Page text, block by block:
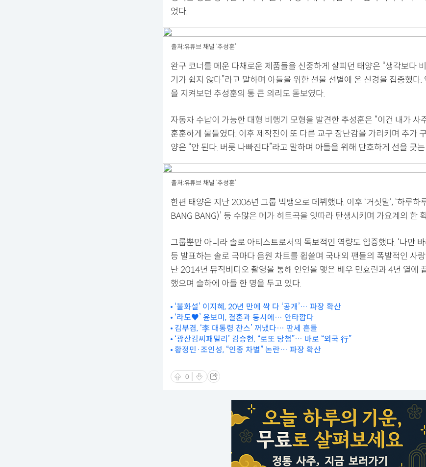
었다.
출처:유튜브 채널 ‘추성훈’
완구 코너를 메운 다채로운 제품들을 신중하게 살피던 태양은 “생각보다
기가 쉽지 않다”라고 말하며 아들을 위한 선물 선별에 온 신경을 집중했다.
을 지켜보던 추성훈의 통 큰 의리도 돋보였다.
자동차 수납이 가능한 대형 비행기 모형을 발견한 추성훈은 “이건 내가 사
훈훈하게 물들였다. 이후 제작진이 또 다른 교구 장난감을 가리키며 추가
양은 “안 된다. 버릇 나빠진다”라고 말하며 아들을 위해 단호하게 선을 긋
출처:유튜브 채널 ‘추성훈’
한편 태양은 지난 2006년 그룹 빅뱅으로 데뷔했다. 이후 ‘거짓말’, ‘하루하
BANG BANG)’ 등 수많은 메가 히트곡을 잇따라 탄생시키며 가요계의 한
그룹뿐만 아니라 솔로 아티스트로서의 독보적인 역량도 입증했다. ‘나만 바
등 발표하는 솔로 곡마다 음원 차트를 휩쓸며 국내외 팬들의 폭발적인 사
난 2014년 뮤직비디오 촬영을 통해 인연을 맺은 배우 민효린과 4년 열애
했으며 슬하에 아들 한 명을 두고 있다.
‘불화설’ 이지혜, 20년 만에 싹 다 ‘공개’… 파장 확산
‘라도♥’ 윤보미, 결혼과 동시에… 안타깝다
김부겸, ‘李 대통령 찬스’ 꺼냈다… 판세 흔들
‘광산김씨패밀리’ 김승현, “로또 당첨”… 바로 “외국 行”
황정민·조인성, “인종 차별” 논란… 파장 확산
0